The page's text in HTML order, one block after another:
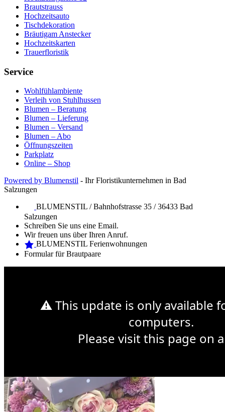
Brautstrauss
Hochzeitsauto
Tischdekoration
Bräutigam Anstecker
Hochzeitskarten
Trauerfloristik
Service
Wohlfühlambiente
Verleih von Stuhlhussen
Blumen – Beratung
Blumen – Lieferung
Blumen – Versand
Blumen – Abo
Öffnungszeiten
Parkplatz
Online – Shop
Powered by Blumenstil - Ihr Floristikunternehmen in Bad
Salzungen
BLUMENSTIL / Bahnhofstrasse 35 / 36433 Bad
Salzungen
Schreiben Sie uns eine Email.
Wir freuen uns über Ihren Anruf.
BLUMENSTIL Ferienwohnungen
Formular für Brautpaare
⚠ This update is only available
computers.
Please visit this page on a
Sonntag 14. Mai ist Muttertag